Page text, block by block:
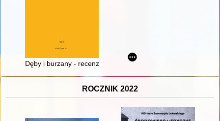
Dęby i burzany - recenzja]
ROCZNIK 2022